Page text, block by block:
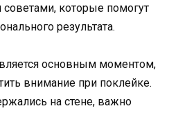
которые помогут
результата.
основным моментом,
внимание при поклейке.
на стене, важно